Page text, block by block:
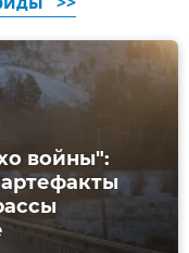
войны":